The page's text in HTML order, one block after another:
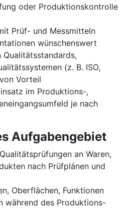
oder Produktionskontrolle
Prüf- und Messmitteln
wünschenswert
Qualitätsstandards,
(z. B. ISO,
Vorteil
im Produktions-,
je nach
Aufgabengebiet
an Waren,
nach Prüfplänen und
Oberflächen, Funktionen
während des Produktions-